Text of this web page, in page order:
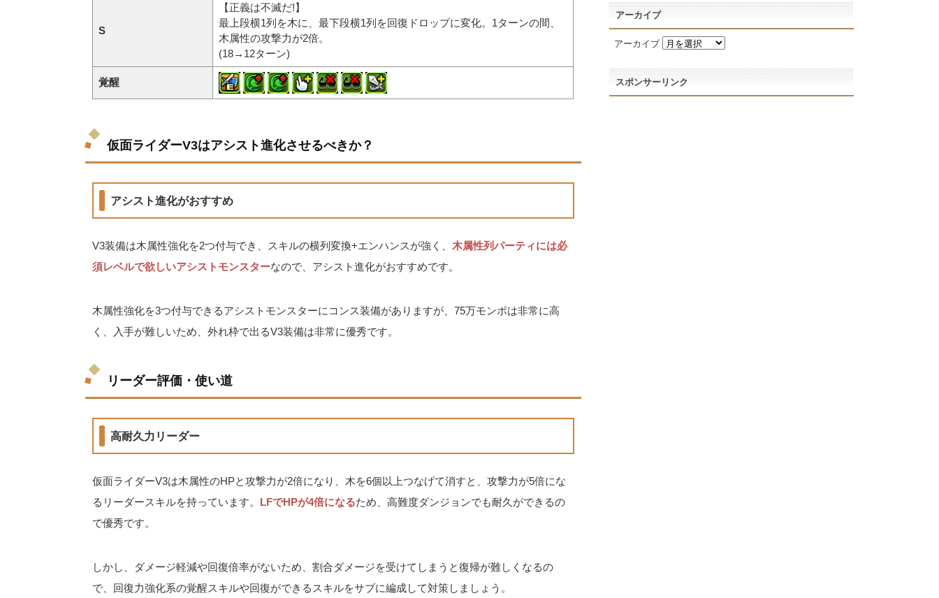
S
【正義は不滅だ!】
最上段横1列を木に、最下段横1列を回復ドロップに変化。1ターンの間、
木属性の攻撃力が2倍。
(18→12ターン)
覚醒
仮面ライダーV3はアシスト進化させるべきか？
アシスト進化がおすすめ
V3装備は木属性強化を2つ付与でき、スキルの横列変換+エンハンスが強く、 木属性列パーティには必
須レベルで欲しいアシストモンスターなので、アシスト進化がおすすめです。
木属性強化を3つ付与できるアシストモンスターにコンス装備がありますが、75万モンポは非常に高
く、入手が難しいため、外れ枠で出るV3装備は非常に優秀です。
リーダー評価・使い道
高耐久力リーダー
仮面ライダーV3は木属性のHPと攻撃力が2倍になり、木を6個以上つなげて消すと、攻撃力が5倍にな
るリーダースキルを持っています。 LFでHPが4倍になるため、高難度ダンジョンでも耐久ができるの
で優秀です。
しかし、ダメージ軽減や回復倍率がないため、割合ダメージを受けてしまうと復帰が難しくなるの
で、回復力強化系の覚醒スキルや回復ができるスキルをサブに編成して対策しましょう。
アーカイブ
アーカイブ
スポンサーリンク